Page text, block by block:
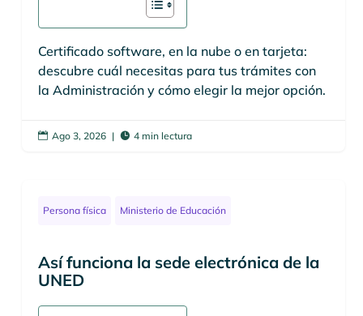
Certificado software, en la nube o en tarjeta:
descubre cuál necesitas para tus trámites con
la Administración y cómo elegir la mejor opción.
 Ago 3, 2026 |  4 min lectura
Persona física Ministerio de Educación
Así funciona la sede electrónica de la
UNED